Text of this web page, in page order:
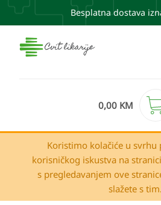
Besplatna dostava
0,00 KM
Koristimo kolačiće u svrhu
korisničkog iskustva na
s pregledavanjem ove
slažete s tim.